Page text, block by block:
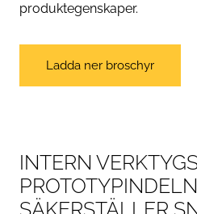
produktegenskaper.
Ladda ner broschyr
INTERN